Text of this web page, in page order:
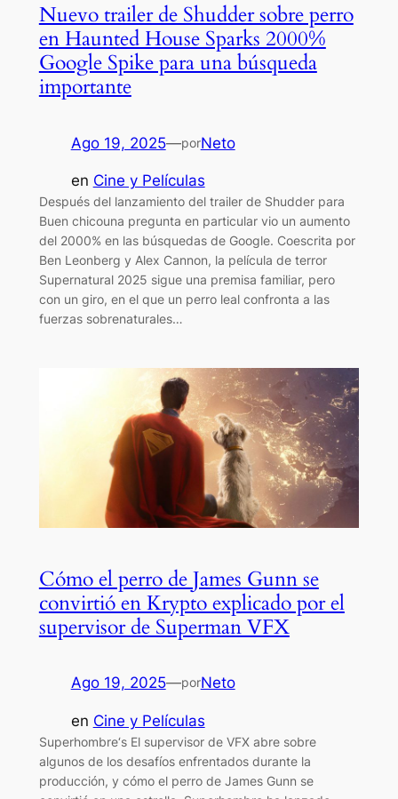
Nuevo trailer de Shudder sobre perro
en Haunted House Sparks 2000%
Google Spike para una búsqueda
importante
Ago 19, 2025—porNeto
en Cine y Películas
Después del lanzamiento del trailer de Shudder para
Buen chicouna pregunta en particular vio un aumento
del 2000% en las búsquedas de Google. Coescrita por
Ben Leonberg y Alex Cannon, la película de terror
Supernatural 2025 sigue una premisa familiar, pero
con un giro, en el que un perro leal confronta a las
fuerzas sobrenaturales…
Cómo el perro de James Gunn se
convirtió en Krypto explicado por el
supervisor de Superman VFX
Ago 19, 2025—porNeto
en Cine y Películas
Superhombre‘s El supervisor de VFX abre sobre
algunos de los desafíos enfrentados durante la
producción, y cómo el perro de James Gunn se